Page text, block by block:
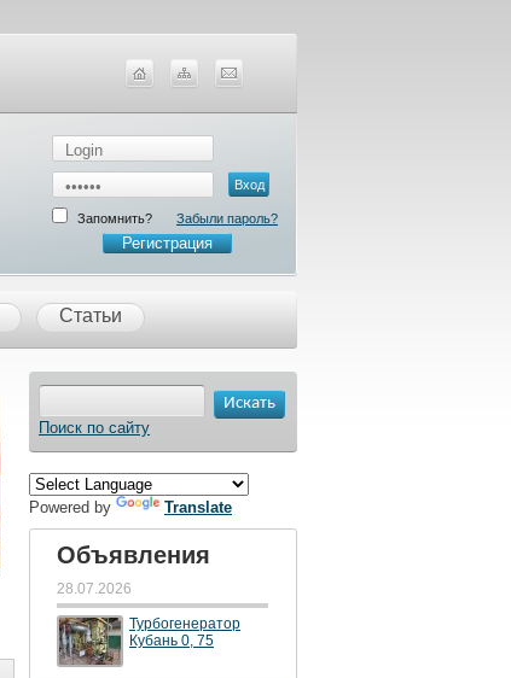
Запомнить? Забыли пароль?
Регистрация
Статьи
Поиск по сайту
Powered by Translate
Объявления
28.07.2026
Турбогенератор
Кубань 0, 75